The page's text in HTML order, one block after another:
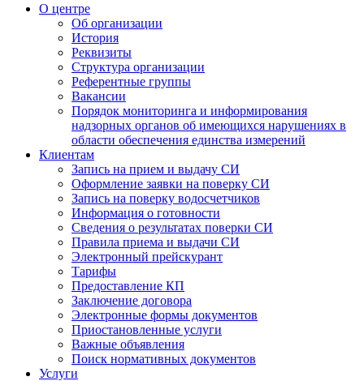
О центре
Об организации
История
Реквизиты
Структура организации
Референтные группы
Вакансии
Порядок мониторинга и информирования
надзорных органов об имеющихся нарушениях в
области обеспечения единства измерений
Клиентам
Запись на прием и выдачу СИ
Оформление заявки на поверку СИ
Запись на поверку водосчетчиков
Информация о готовности
Сведения о результатах поверки СИ
Правила приема и выдачи СИ
Электронный прейскурант
Тарифы
Предоставление КП
Заключение договора
Электронные формы документов
Приостановленные услуги
Важные объявления
Поиск нормативных документов
Услуги